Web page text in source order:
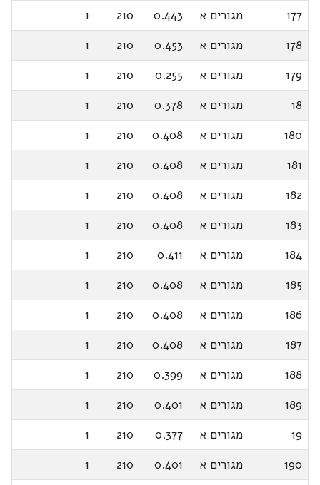
177
מגורים א 0.443
210
1
178
מגורים א 0.453
210
1
179
מגורים א 0.255
210
1
18
מגורים א 0.378
210
1
180
מגורים א 0.408
210
1
181
מגורים א 0.408
210
1
182
מגורים א 0.408
210
1
183
מגורים א 0.408
210
1
184
מגורים א 0.411
210
1
185
מגורים א 0.408
210
1
186
מגורים א 0.408
210
1
187
מגורים א 0.408
210
1
188
מגורים א 0.399
210
1
189
מגורים א 0.401
210
1
19
מגורים א 0.377
210
1
190
מגורים א 0.401
210
1